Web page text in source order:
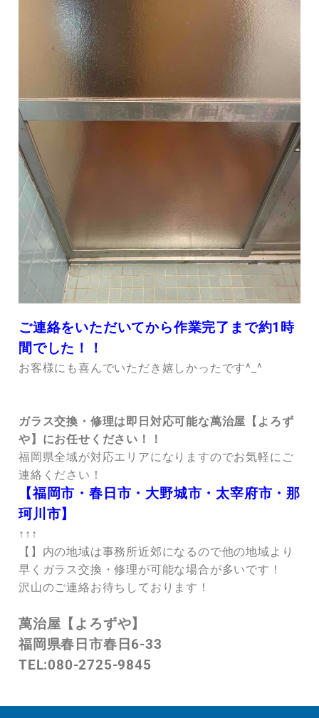
ご連絡をいただいてから作業完了まで約1時
間でした！！
お客様にも喜んでいただき嬉しかったです^_^
ガラス交換・修理は即日対応可能な萬治屋【よろず
や】にお任せください！！
福岡県全域が対応エリアになりますのでお気軽にご
連絡ください！
【福岡市・春日市・大野城市・太宰府市・那
珂川市】
↑↑↑
【】内の地域は事務所近郊になるので他の地域より
早くガラス交換・修理が可能な場合が多いです！
沢山のご連絡お待ちしております！
萬治屋【よろずや】
福岡県春日市春日6-33
TEL:080-2725-9845